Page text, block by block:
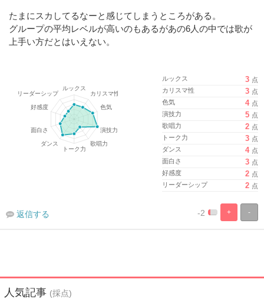
たまにスカしてるなーと感じてしまうところがある。
グループの平均レベルが高いのもあるがあの6人の中では歌が
上手い方だとはいえない。
ルックス 3 点
カリスマ性
3 点
色気
4 点
演技力
5 点
歌唱力
2 点
トーク力
3 点
ダンス
4 点
面白さ
3 点
好感度
2 点
リーダーシップ
2 点
-
+
%100%
-2
返信する
人気記事 (採点)